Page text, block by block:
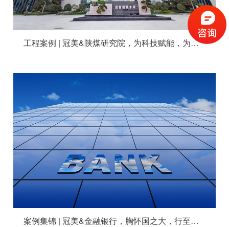
工程案例 | 冠美&陕煤研究院，为科技赋能，为幸福加码！
案例集锦 | 冠美&金融银行，胸怀国之大，行至细微处